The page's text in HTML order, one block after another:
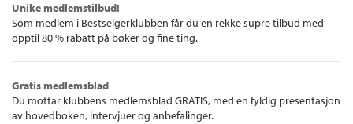
Unike medlemstilbud!
Som medlem i Bestselgerklubben får du en rekke supre tilbud med
opptil 80 % rabatt på bøker og fine ting.
Gratis medlemsblad
Du mottar klubbens medlemsblad GRATIS, med en fyldig presentasjon
av hovedboken, intervjuer og anbefalinger.